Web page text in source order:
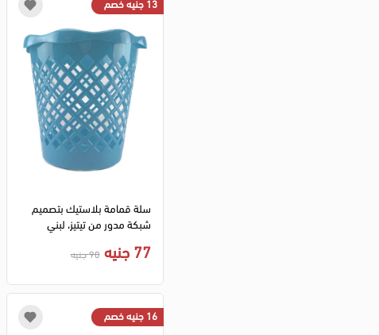
سلة قمامة بلاستيك بتصميم
شبكة مدور من تيتيز، لبني
77 جنيه 90 جنيه
16 جنيه خصم